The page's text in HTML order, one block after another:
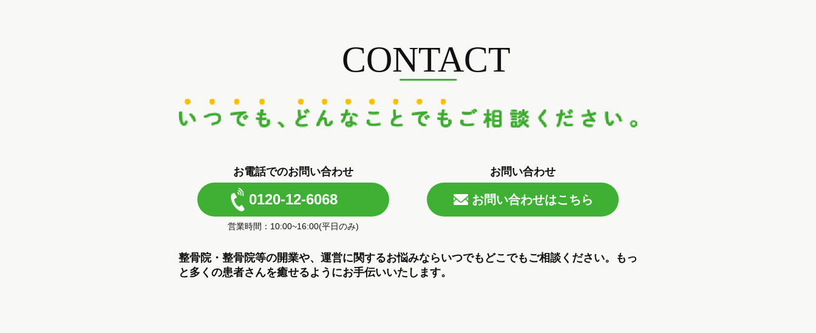
CONTACT
お電話でのお問い合わせ
0120-12-6068
営業時間：10:00~16:00(平日のみ)
お問い合わせ
お問い合わせはこちら
整骨院・整骨院等の開業や、運営に関するお悩みならいつでもどこでもご相談ください。もっ
と多くの患者さんを癒せるようにお手伝いいたします。